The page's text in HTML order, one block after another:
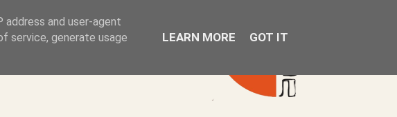
and user-agent
service, generate usage
LEARN MORE GOT IT